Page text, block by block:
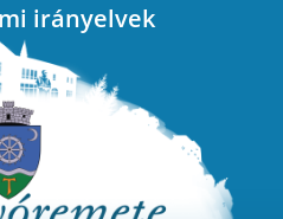
irányelvek